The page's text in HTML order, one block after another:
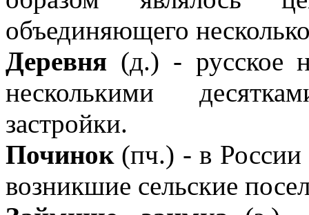
объединяющего
Деревня (д.) - русское
несколькими
застройки.
Починок(пч.) - в России
возникшие сельские